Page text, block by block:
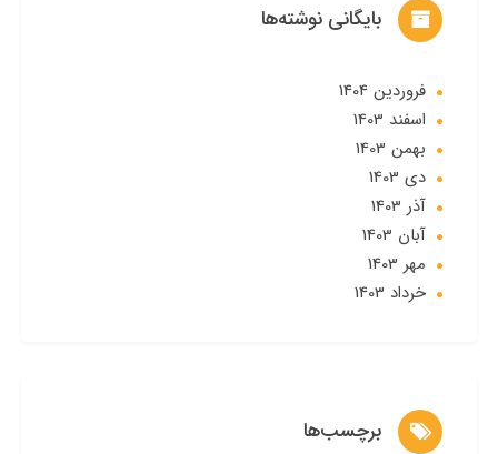
بایگانی نوشته‌ها
فروردین 1404
اسفند 1403
بهمن 1403
دی 1403
آذر 1403
آبان 1403
مهر 1403
خرداد 1403
برچسب‌ها